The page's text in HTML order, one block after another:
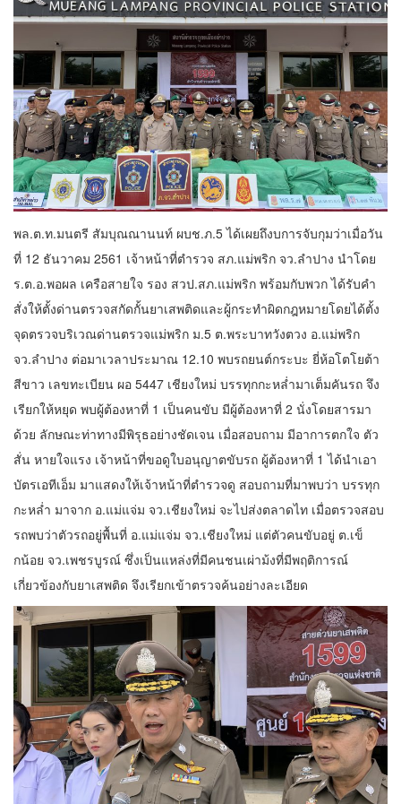
พล.ต.ท.มนตรี สัมบุณณานนท์ ผบช.ภ.5 ได้เผยถึงบการจับกุมว่าเมื่อวัน
ที่ 12 ธันวาคม 2561 เจ้าหน้าที่ตำรวจ สภ.แม่พริก จว.ลำปาง นำโดย
ร.ต.อ.พอผล เครือสายใจ รอง สวป.สภ.แม่พริก พร้อมกับพวก ได้รับคำ
สั่งให้ตั้งด่านตรวจสกัดกั้นยาเสพติดและผู้กระทำผิดกฎหมายโดยได้ตั้ง
จุดตรวจบริเวณด่านตรวจแม่พริก ม.5 ต.พระบาทวังตวง อ.แม่พริก
จว.ลำปาง ต่อมาเวลาประมาณ 12.10 พบรถยนต์กระบะ ยี่ห้อโตโยต้า
สีขาว เลขทะเบียน ผอ 5447 เชียงใหม่ บรรทุกกะหล่ำมาเต็มคันรถ จึง
เรียกให้หยุด พบผู้ต้องหาที่ 1 เป็นคนขับ มีผู้ต้องหาที่ 2 นั่งโดยสารมา
ด้วย ลักษณะท่าทางมีพิรุธอย่างชัดเจน เมื่อสอบถาม มีอาการตกใจ ตัว
สั่น หายใจแรง เจ้าหน้าที่ขอดูใบอนุญาตขับรถ ผู้ต้องหาที่ 1 ได้นำเอา
บัตรเอทีเอ็ม มาแสดงให้เจ้าหน้าที่ตำรวจดู สอบถามที่มาพบว่า บรรทุก
กะหล่ำ มาจาก อ.แม่แจ่ม จว.เชียงใหม่ จะไปส่งตลาดไท เมื่อตรวจสอบ
รถพบว่าตัวรถอยู่พื้นที่ อ.แม่แจ่ม จว.เชียงใหม่ แต่ตัวคนขับอยู่ ต.เข็
กน้อย จว.เพชรบูรณ์ ซึ่งเป็นแหล่งที่มีคนชนเผ่าม้งที่มีพฤติการณ์
เกี่ยวข้องกับยาเสพติด จึงเรียกเข้าตรวจค้นอย่างละเอียด